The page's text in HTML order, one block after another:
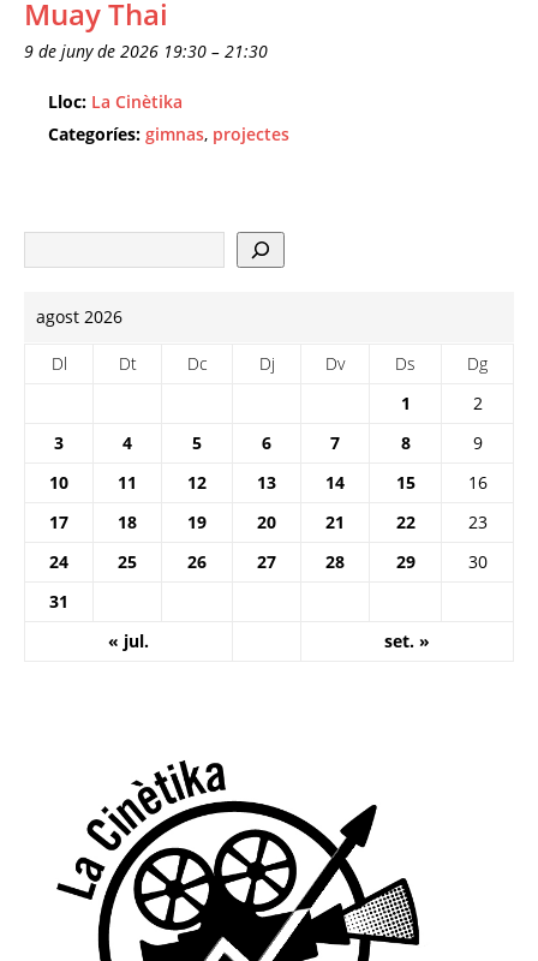
Muay Thai
9 de juny de 2026 19:30 – 21:30
Lloc: La Cinètika
Categoríes: gimnas, projectes
agost 2026
Dl Dt Dc Dj Dv Ds
Dg
1
2
3
4 5 6 7 8
9
10
11 12 13 14 15
16
17
18 19 20 21 22
23
24
25 26 27 28 29
30
31
« jul.
set. »